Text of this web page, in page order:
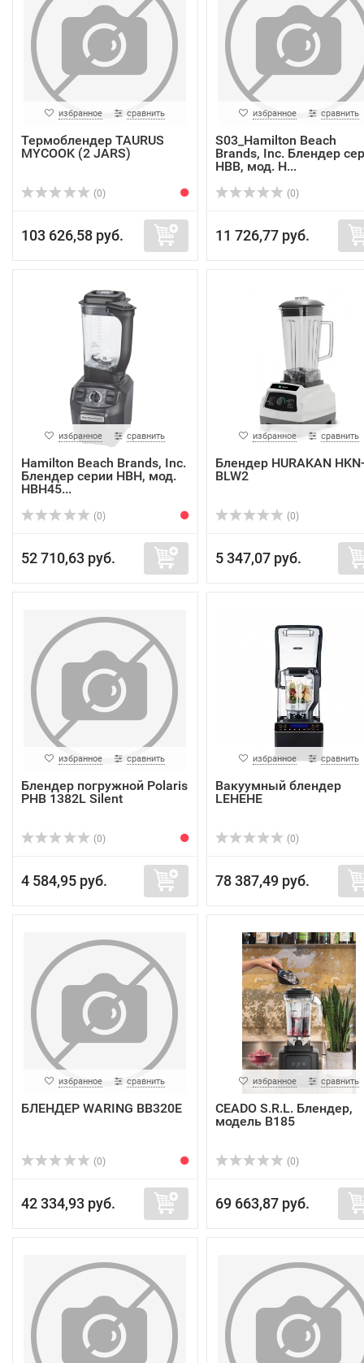
избранное сравнить
Термоблендер TAURUS
MYCOOK (2 JARS)
(0)
103 626,58 руб.
избранное сравнить
S03_Hamilton Beach
Brands, Inc. Блендер
HBB, мод. H...
(0)
11 726,77 руб.
избранное сравнить
Hamilton Beach Brands, Inc.
Блендер серии HBH, мод.
HBH45...
(0)
52 710,63 руб.
избранное сравнить
Блендер HURAKAN HKN-
BLW2
(0)
5 347,07 руб.
избранное сравнить
Блендер погружной Polaris
PHB 1382L Silent
(0)
4 584,95 руб.
избранное сравнить
Вакуумный блендер
LEHEHE
(0)
78 387,49 руб.
избранное сравнить
БЛЕНДЕР WARING BB320E
(0)
42 334,93 руб.
избранное сравнить
CEADO S.R.L. Блендер,
модель B185
(0)
69 663,87 руб.